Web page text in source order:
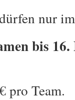
nur
bis
pro Team.